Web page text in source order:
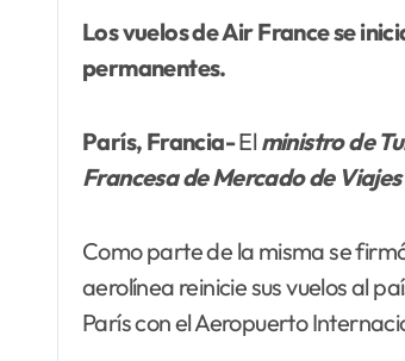
Los vuelos de Air France se
permanentes.
París, Francia-El ministro de
Francesa de Mercado de Viajes
Como parte de la misma se
aerolínea reinicie sus vuelos al
París con el Aeropuerto